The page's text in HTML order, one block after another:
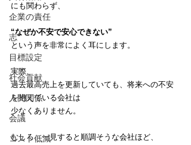
企業の責任
志
目標設定
社会貢献
人間関係
会議
コスト低減
にも関わらず、
“なぜか不安で安心できない”
という声を非常によく耳にします。
実際、
過去最高売上を更新していても、将来への不安
を抱えている会社は
少なくありません。
むしろ、一見すると順調そうな会社ほど、